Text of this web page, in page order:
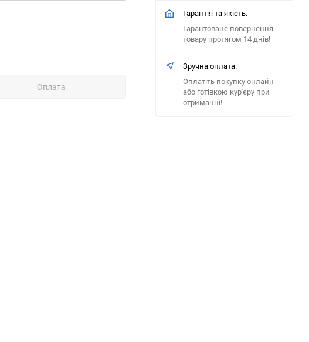
Гарантія та якість.
Гарантоване повернення
товару протягом 14 днів!
Зручна оплата.
Оплатіть покупку онлайн
або готівкою кур'єру при
отриманні!
Оплата